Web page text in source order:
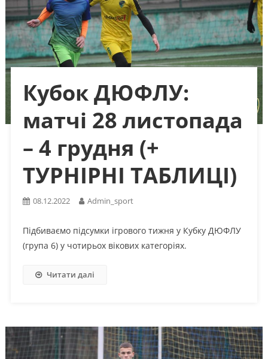
Кубок ДЮФЛУ:
матчі 28 листопада
– 4 грудня (+
ТУРНІРНІ ТАБЛИЦІ)
08.12.2022 Admin_sport
Підбиваємо підсумки ігрового тижня у Кубку ДЮФЛУ
(група 6) у чотирьох вікових категоріях.
Читати далі